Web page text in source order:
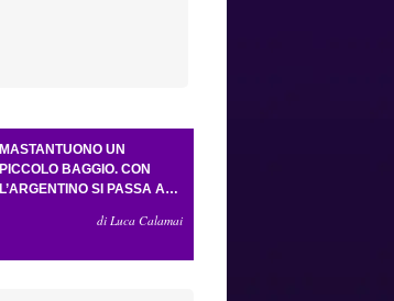
MASTANTUONO UN
PICCOLO BAGGIO. CON
L’ARGENTINO SI PASSA AL
L’AMICHEVOLE CON IL
di Luca Calamai